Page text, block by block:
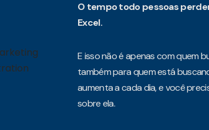
O tempo todo pessoas
Excel.
E isso não é apenas com quem
também para quem está
aumenta a cada dia, e você
sobre ela.